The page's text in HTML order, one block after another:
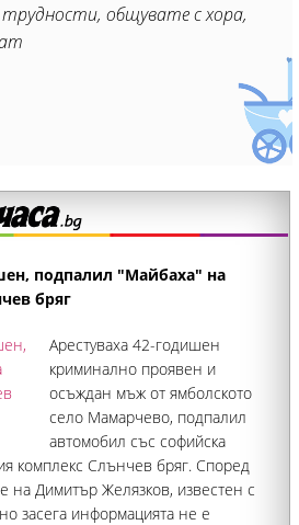
общувате с хора,
подпалил "Майбаха" на
бряг
Арестуваха 42-годишен
криминално проявен и
осъждан мъж от ямболското
село Мамарчево, подпалил
автомобил със софийска
комплекс Слънчев бряг. Според
на Димитър Желязков, известен с
засега информацията не е